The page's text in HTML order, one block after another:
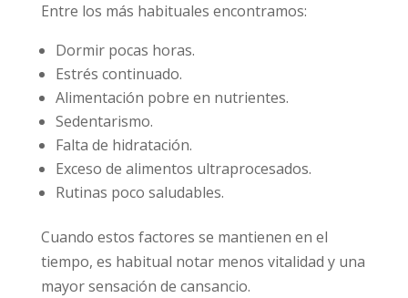
Entre los más habituales encontramos:
Dormir pocas horas.
Estrés continuado.
Alimentación pobre en nutrientes.
Sedentarismo.
Falta de hidratación.
Exceso de alimentos ultraprocesados.
Rutinas poco saludables.
Cuando estos factores se mantienen en el
tiempo, es habitual notar menos vitalidad y una
mayor sensación de cansancio.